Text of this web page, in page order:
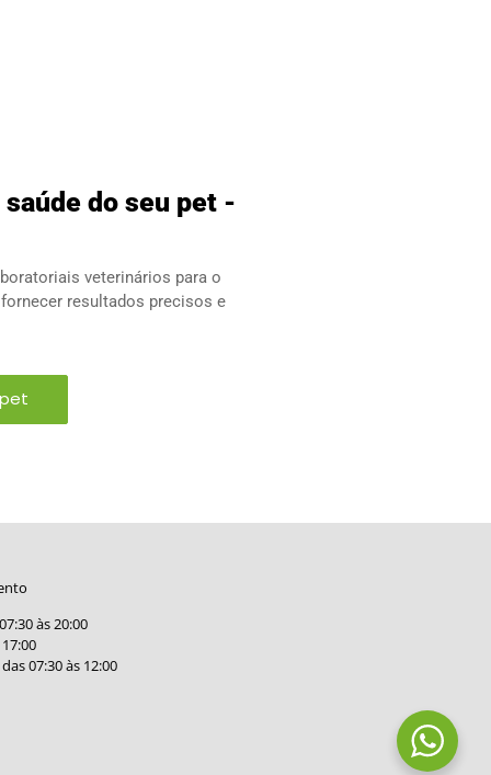
do seu pet -
veterinários para o
resultados precisos e
às 20:00
07:30 às 12:00